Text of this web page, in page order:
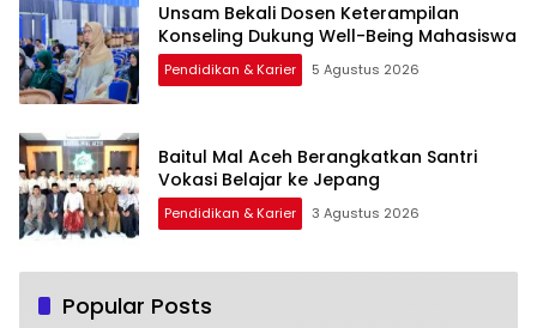
Unsam Bekali Dosen Keterampilan
Konseling Dukung Well-Being Mahasiswa
Pendidikan & Karier 5 Agustus 2026
Baitul Mal Aceh Berangkatkan Santri
Vokasi Belajar ke Jepang
Pendidikan & Karier 3 Agustus 2026
Popular Posts